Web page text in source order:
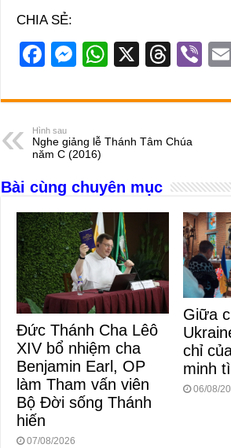
CHIA SẺ:
F
c
e
b
o
o
k
M
ss
n
g
er
W
at
A
p
p
X
T
e
d
s
Vi
er
Hình sau
Nghe giảng lễ Thánh Tâm Chúa
năm C (2016)
Bài cùng chuyên mục
Đức Thánh Cha Lêô
XIV bổ nhiệm cha
Benjamin Earl, OP
làm Tham vấn viên
Bộ Đời sống Thánh
hiến
07/08/2026
Giữa
chỉ
minh
06/08/